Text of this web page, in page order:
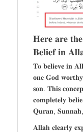
𝐇𝐞𝐫𝐞 𝐚𝐫𝐞 𝐭𝐡𝐞
𝐁𝐞𝐥𝐢𝐞𝐟 𝐢𝐧
𝐓𝐨 𝐛𝐞𝐥𝐢𝐞𝐯𝐞 𝐢𝐧
𝐨𝐧𝐞 𝐆𝐨𝐝 𝐰𝐨𝐫𝐭𝐡𝐲
𝐬𝐨𝐧. 𝐓𝐡𝐢𝐬
𝐜𝐨𝐦𝐩𝐥𝐞𝐭𝐞𝐥𝐲
𝐐𝐮𝐫𝐚𝐧, 𝐒𝐮𝐧𝐧𝐚𝐡,
𝐀𝐥𝐥𝐚𝐡 𝐜𝐥𝐞𝐚𝐫𝐥𝐲